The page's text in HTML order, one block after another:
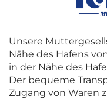
Unsere
Nähe des Hafens
in der Nähe des
Der bequeme
Zugang von Waren